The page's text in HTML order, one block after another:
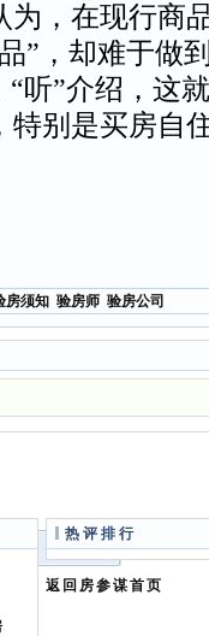
为，在现行商
”，却难于做
听”介绍，这
特别是买房自
房须知 验房师 验房公司
热评排行
返回房参谋首页